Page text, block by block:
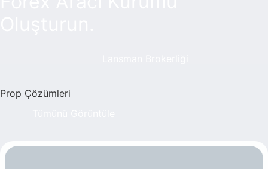
Prop Çözümleri